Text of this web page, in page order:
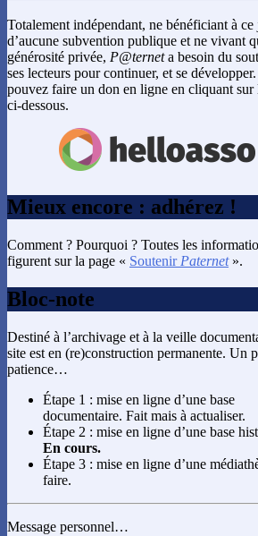
Totalement indépendant, ne bénéficiant à ce
d’aucune subvention publique et ne vivant
générosité privée, P@terneta besoin du
ses lecteurs pour continuer, et se
pouvez faire un don en ligne en cliquant sur
ci-dessous.
Mieux encore : adhérez !
Comment ? Pourquoi ? Toutes les
figurent sur la page « Soutenir Paternet».
Bloc-note
Destiné à l’archivage et à la veille
site est en (re)construction permanente. Un
patience…
Étape 1 : mise en ligne d’une base
documentaire. Fait mais à actualiser.
Étape 2 : mise en ligne d’une base
En cours.
Étape 3 : mise en ligne d’une
faire.
Message personnel…